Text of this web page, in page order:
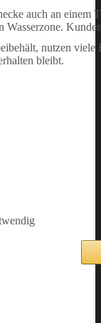
auch an
nutzen
bleibt.